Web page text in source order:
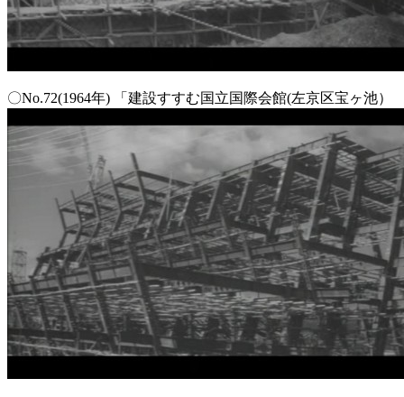
〇No.72(1964年) 「建設すすむ国立国際会館(左京区宝ヶ池）